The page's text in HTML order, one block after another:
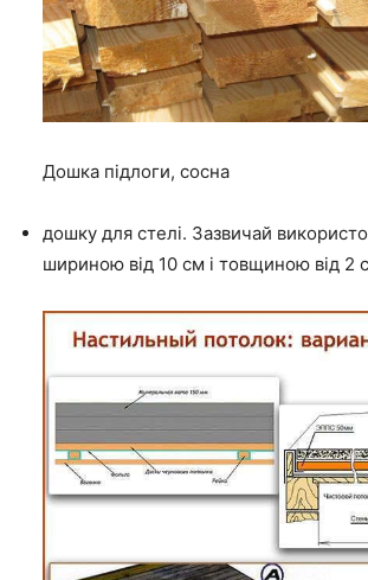
Дошка підлоги, сосна
дошку для стелі. Зазвичай
шириною від 10 см і товщиною від 2